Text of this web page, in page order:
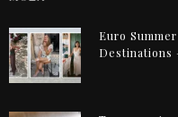
Euro
Destinations